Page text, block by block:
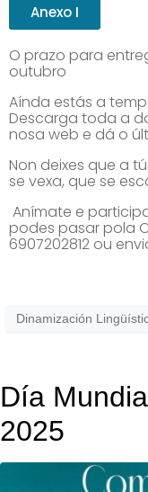
Anexo I
O prazo para
outubro
Aínda estás a
Descarga toda a
nosa web e dá o
Non deixes que a
se vexa, que se
Anímate e
podes pasar pola
6907202812 ou
Dinamización
Día
2025